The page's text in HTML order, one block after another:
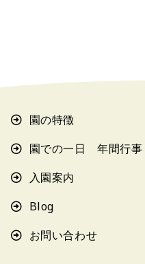
園の特徴
園での一日 年間行事
入園案内
Blog
お問い合わせ